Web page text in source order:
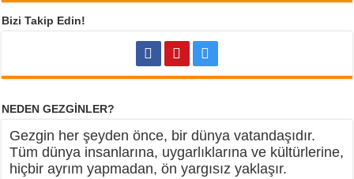
Bizi Takip Edin!
NEDEN GEZGİNLER?
Gezgin her şeyden önce, bir dünya vatandaşıdır.
Tüm dünya insanlarına, uygarlıklarına ve kültürlerine,
hiçbir ayrım yapmadan, ön yargısız yaklaşır.